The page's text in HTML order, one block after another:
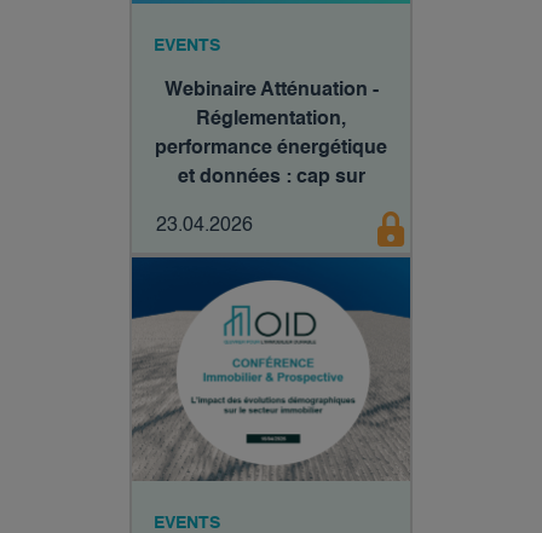
EVENTS
Webinaire Atténuation -
Réglementation,
performance énergétique
et données : cap sur
23.04.2026
EVENTS